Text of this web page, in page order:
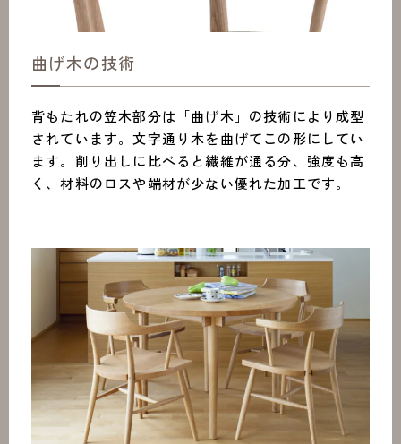
曲げ木の技術
背もたれの笠木部分は「曲げ木」の技術により成型
されています。文字通り木を曲げてこの形にしてい
ます。削り出しに比べると繊維が通る分、強度も高
く、材料のロスや端材が少ない優れた加工です。